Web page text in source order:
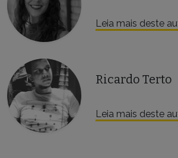
Leia mais deste
Ricardo Terto
Leia mais deste